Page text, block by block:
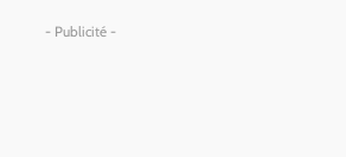
- Publicité -